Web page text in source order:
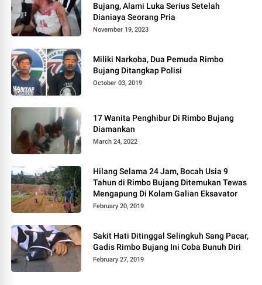
Bujang, Alami Luka Serius Setelah
Dianiaya Seorang Pria
November 19, 2023
Miliki Narkoba, Dua Pemuda Rimbo
Bujang Ditangkap Polisi
October 03, 2019
17 Wanita Penghibur Di Rimbo Bujang
Diamankan
March 24, 2022
Hilang Selama 24 Jam, Bocah Usia 9
Tahun di Rimbo Bujang Ditemukan Tewas
Mengapung Di Kolam Galian Eksavator
February 20, 2019
Sakit Hati Ditinggal Selingkuh Sang Pacar,
Gadis Rimbo Bujang Ini Coba Bunuh Diri
February 27, 2019